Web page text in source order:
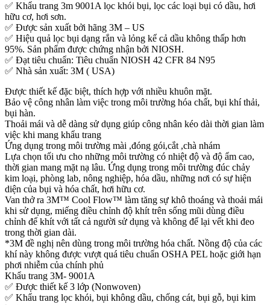
✅ Khẩu trang 3m 9001A lọc khói bụi, lọc các loại bụi có dầu, hơi
hữu cơ, hơi sơn.
✅ Được sản xuất bởi hãng 3M – US
✅ Hiệu quả lọc bụi dạng rắn và lỏng kể cả dầu không thấp hơn
95%. Sản phẩm được chứng nhận bởi NIOSH.
✅ Đạt tiêu chuẩn: Tiêu chuẩn NIOSH 42 CFR 84 N95
✅ Nhà sản xuất: 3M ( USA)
Được thiết kế đặc biệt, thích hợp với nhiều khuôn mặt.
Bảo vệ công nhân làm việc trong môi trường hóa chất, bụi khí thải,
bụi hàn.
Thoải mái và dễ dàng sử dụng giúp công nhân kéo dài thời gian làm
việc khi mang khẩu trang
Ứng dụng trong môi trường mài ,đóng gói,cắt ,chà nhám
Lựa chọn tối ưu cho những môi trường có nhiệt độ và độ ẩm cao,
thời gian mang mặt nạ lâu. Ứng dụng trong môi trường đúc chảy
kim loại, phòng lab, nông nghiệp, hóa dầu, những nơi có sự hiện
diện của bụi và hóa chất, hơi hữu cơ.
Van thở ra 3M™ Cool Flow™ làm tăng sự khô thoáng và thoải mái
khi sử dụng, miếng điều chỉnh độ khít trên sống mũi dùng điều
chỉnh để khít với tất cả người sử dụng và không để lại vết khi đeo
trong thời gian dài.
*3M đề nghị nên dùng trong môi trường hóa chất. Nồng độ của các
khí này không được vượt quá tiêu chuẩn OSHA PEL hoặc giới hạn
phơi nhiễm của chính phủ
Khẩu trang 3M- 9001A
✅ Được thiết kế 3 lớp (Nonwoven)
✅ Khẩu trang lọc khói, bụi không dầu, chống cát, bụi gỗ, bụi kim